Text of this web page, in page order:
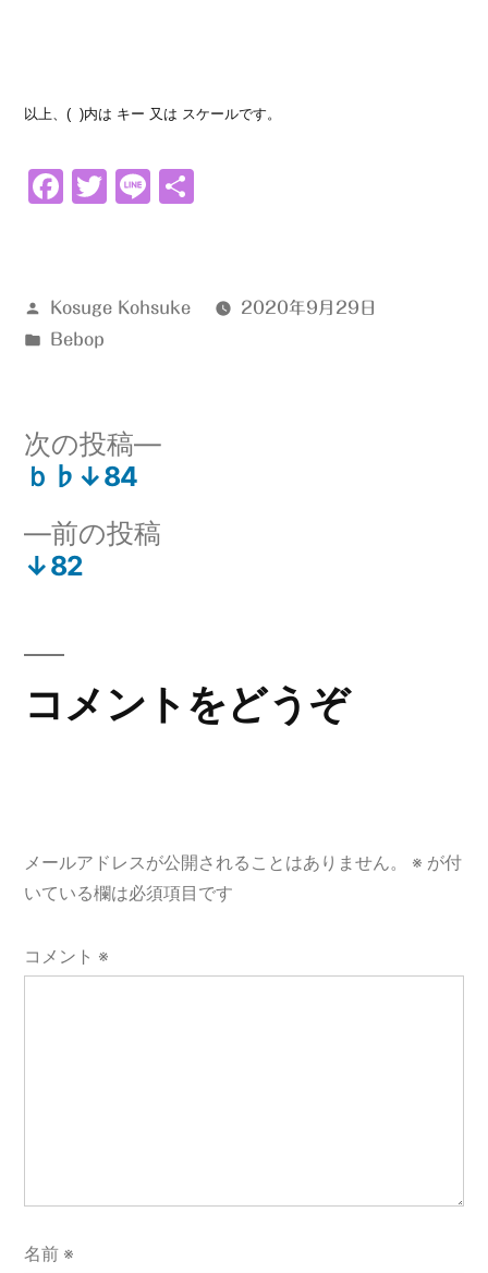
以上、( )内は キー 又は スケールです。
Facebook
Twitter
Line
投
稿
Kosuge Kohsuke
2020年9月29日
カ
ー:
Bebop
投
稿
ビ
ゲ
ン
前の投稿
↓82
次の投稿
次
ｂ♭↓84
コメントをどうぞ
メールアドレスが公開されることはありません。 ※ が付
いている欄は必須項目です
コメント ※
名前 ※